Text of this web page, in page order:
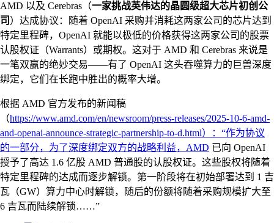
AMD 以及 Cerebras（一家挑战英伟达的晶圆级超大芯片初创公
司 ）达成协议：随着 OpenAI 采购并消耗这两家公司的芯片达到
特定里程碑，OpenAI 就能以极低的价格获得这两家公司的股票
认股权证（Warrants）或期权。这对于 AMD 和 Cerebras 来说是
一笔双赢的绝妙交易——有了 OpenAI 这头吞噬算力的巨兽深度
绑定，它们在长跑中胜出的概率大增。
根据 AMD 官方发布的新闻稿
（https://www.amd.com/en/newsroom/press-releases/2025-10-6-amd-
and-openai-announce-strategic-partnership-to-d.html）：“作为协议
的一部分，为了深度绑定双方的战略利益，AMD 已向 OpenAI
授予了高达 1.6 亿股 AMD 普通股的认股权证。这些股权将随着
特定里程碑的达成而逐步解锁。第一阶段将在初始部署达到 1 吉
瓦（GW）算力中心时解锁，随后的份额将随着采购规模扩大至
6 吉瓦而陆续解锁……”